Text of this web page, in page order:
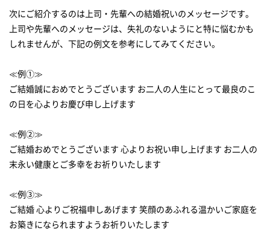
次にご紹介するのは上司・先輩への結婚祝いのメッセージです。
上司や先輩へのメッセージは、失礼のないようにと特に悩むかも
しれませんが、下記の例文を参考にしてみてください。
≪例①≫
ご結婚誠におめでとうございます お二人の人生にとって最良のこ
の日を心よりお慶び申し上げます
≪例②≫
ご結婚おめでとうございます 心よりお祝い申し上げます お二人の
末永い健康とご多幸をお祈りいたします
≪例③≫
ご結婚 心よりご祝福申しあげます 笑顔のあふれる温かいご家庭を
お築きになられますようお祈りいたします